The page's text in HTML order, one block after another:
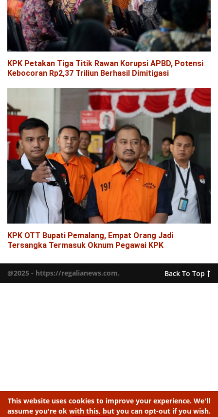
KPK Petakan Tiga Titik Rawan Korupsi APBD, Potensi
Kebocoran Rp2,37 Triliun Berhasil Dimitigasi
KPK OTT Bupati Pemalang, Empat Orang Jadi
Tersangka Termasuk Oknum Pegawai KPK
@2025 - https://regalianews.com. Back To Top
This website uses cookies to improve your experience. We'll
assume you're ok with this, but you can opt-out if you wish.